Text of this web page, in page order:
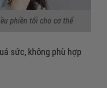
phiền tối cho cơ thể
sức, không phù hợp